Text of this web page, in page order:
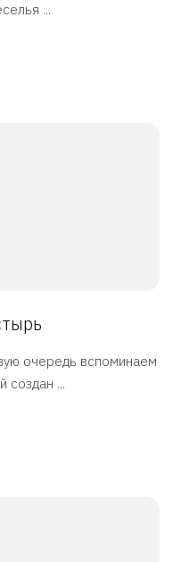
...
очередь вспоминаем
создан ...